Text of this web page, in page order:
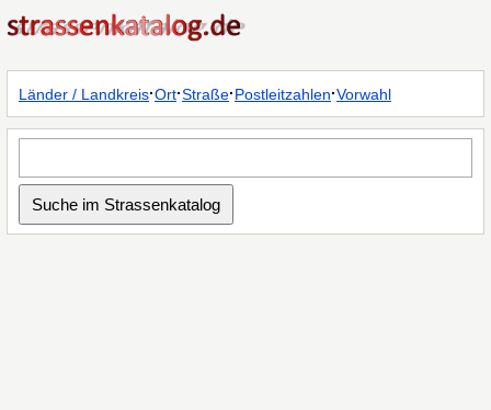
Länder / Landkreis·Ort·Straße·Postleitzahlen·Vorwahl